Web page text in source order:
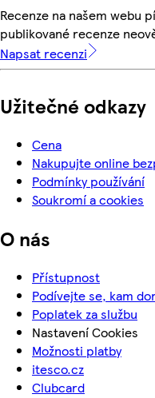
Recenze na našem webu
publikované recenze
Napsat recenzi
Užitečné odkazy
Cena
Nakupujte online
Podmínky používání
Soukromí a cookies
O nás
Přístupnost
Podívejte se, kam
Poplatek za službu
Nastavení Cookies
Možnosti platby
itesco.cz
Clubcard